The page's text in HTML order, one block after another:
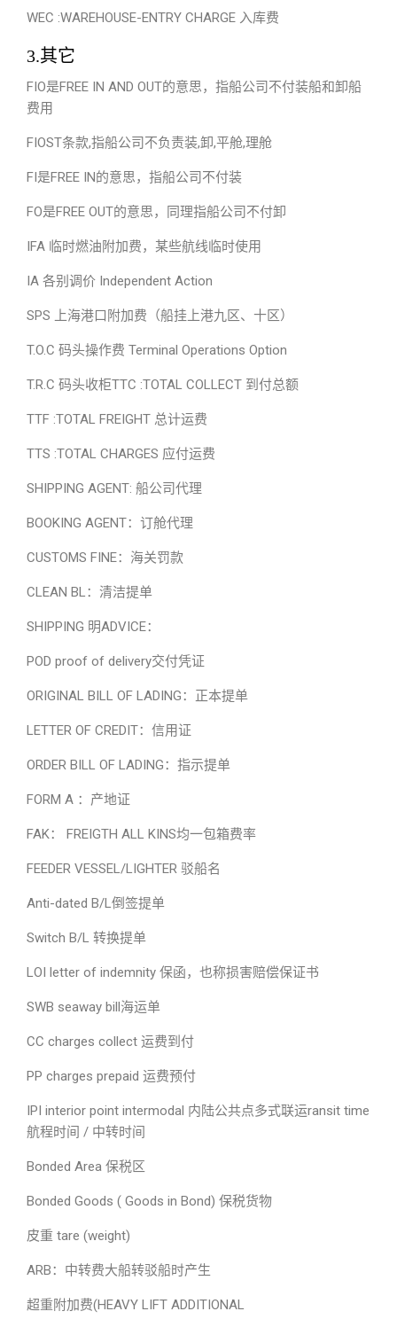
WEC :WAREHOUSE-ENTRY CHARGE 入库费
3.其它
FIO是FREE IN AND OUT的意思，指船公司不付装船和卸船
费用
FIOST条款,指船公司不负责装,卸,平舱,理舱
FI是FREE IN的意思，指船公司不付装
FO是FREE OUT的意思，同理指船公司不付卸
IFA 临时燃油附加费，某些航线临时使用
IA 各别调价 Independent Action
SPS 上海港口附加费（船挂上港九区、十区）
T.O.C 码头操作费 Terminal Operations Option
T.R.C 码头收柜TTC :TOTAL COLLECT 到付总额
TTF :TOTAL FREIGHT 总计运费
TTS :TOTAL CHARGES 应付运费
SHIPPING AGENT: 船公司代理
BOOKING AGENT：订舱代理
CUSTOMS FINE：海关罚款
CLEAN BL：清洁提单
SHIPPING 明ADVICE：
POD proof of delivery交付凭证
ORIGINAL BILL OF LADING：正本提单
LETTER OF CREDIT：信用证
ORDER BILL OF LADING：指示提单
FORM A ：产地证
FAK： FREIGTH ALL KINS均一包箱费率
FEEDER VESSEL/LIGHTER 驳船名
Anti-dated B/L倒签提单
Switch B/L 转换提单
LOI letter of indemnity 保函，也称损害赔偿保证书
SWB seaway bill海运单
CC charges collect 运费到付
PP charges prepaid 运费预付
IPI interior point intermodal 内陆公共点多式联运ransit time
航程时间 / 中转时间
Bonded Area 保税区
Bonded Goods ( Goods in Bond) 保税货物
皮重 tare (weight)
ARB：中转费大船转驳船时产生
超重附加费(HEAVY LIFT ADDITIONAL